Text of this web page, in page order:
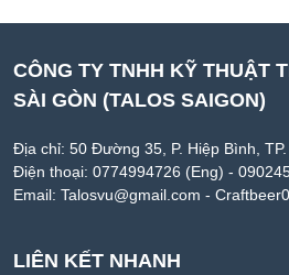
CÔNG TY TNHH KỸ THUẬT
SÀI GÒN (TALOS SAIGON)
Địa chỉ: 50 Đường 35, P. Hiệp Bình, TP.
Điện thoại: 0774994726 (Eng) -
Email: Talosvu@gmail.com -
LIÊN KẾT NHANH